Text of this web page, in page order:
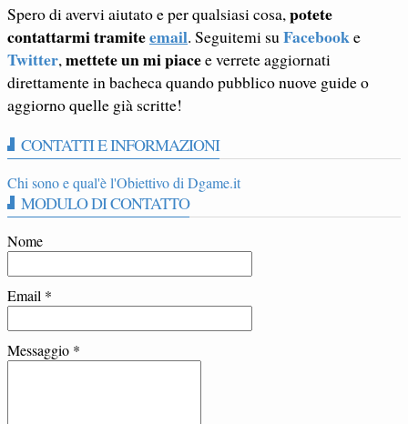
Spero di avervi aiutato e per qualsiasi cosa, potete
contattarmi tramiteemail. Seguitemi su Facebooke
Twitter, mettete un mi piacee verrete aggiornati
direttamente in bacheca quando pubblico nuove guide o
aggiorno quelle già scritte!
CONTATTI E INFORMAZIONI
Chi sono e qual'è l'Obiettivo di Dgame.it
MODULO DI CONTATTO
Nome
Email *
Messaggio *